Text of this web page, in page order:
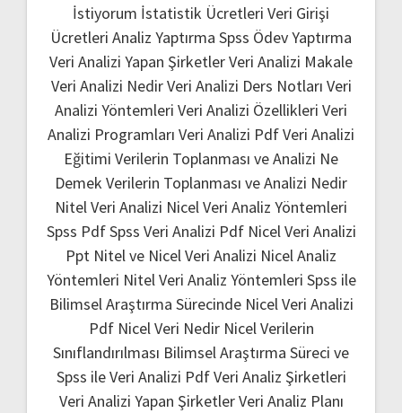
İstiyorum İstatistik Ücretleri Veri Girişi
Ücretleri Analiz Yaptırma Spss Ödev Yaptırma
Veri Analizi Yapan ŞirketlerVeri Analizi Makale
Veri Analizi NedirVeri Analizi Ders Notları Veri
Analizi Yöntemleri Veri Analizi Özellikleri Veri
Analizi Programları Veri Analizi PdfVeri Analizi
Eğitimi Verilerin Toplanması ve Analizi Ne
Demek Verilerin Toplanması ve Analizi Nedir
Nitel Veri Analizi Nicel Veri Analiz Yöntemleri
Spss PdfSpss Veri Analizi Pdf Nicel Veri Analizi
Ppt Nitel ve Nicel Veri Analizi Nicel Analiz
Yöntemleri Nitel Veri Analiz Yöntemleri Spss ile
Bilimsel Araştırma Sürecinde Nicel Veri Analizi
Pdf Nicel Veri Nedir Nicel Verilerin
Sınıflandırılması Bilimsel Araştırma Süreci ve
Spss ile Veri Analizi PdfVeri Analiz Şirketleri
Veri Analizi Yapan ŞirketlerVeri Analiz Planı